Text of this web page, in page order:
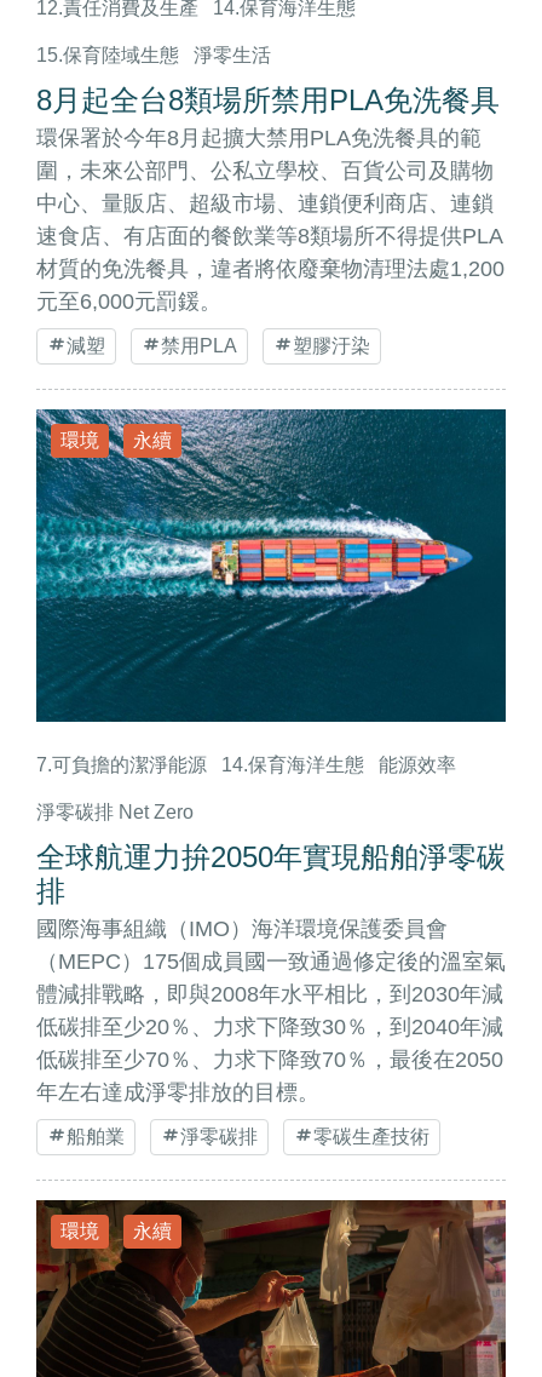
12.責任消費及生產 14.保育海洋生態
15.保育陸域生態 淨零生活
8月起全台8類場所禁用PLA免洗餐具
環保署於今年8月起擴大禁用PLA免洗餐具的範
圍，未來公部門、公私立學校、百貨公司及購物
中心、量販店、超級市場、連鎖便利商店、連鎖
速食店、有店面的餐飲業等8類場所不得提供PLA
材質的免洗餐具，違者將依廢棄物清理法處1,200
元至6,000元罰鍰。
減塑 禁用PLA 塑膠汙染
環境 永續
7.可負擔的潔淨能源 14.保育海洋生態 能源效率
淨零碳排 Net Zero
全球航運力拚2050年實現船舶淨零碳
排
國際海事組織（IMO）海洋環境保護委員會
（MEPC）175個成員國一致通過修定後的溫室氣
體減排戰略，即與2008年水平相比，到2030年減
低碳排至少20％、力求下降致30％，到2040年減
低碳排至少70％、力求下降致70％，最後在2050
年左右達成淨零排放的目標。
船舶業 淨零碳排 零碳生產技術
環境 永續